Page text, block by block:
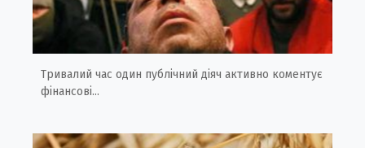
Тривалий час один публічний діяч активно коментує
фінансові...